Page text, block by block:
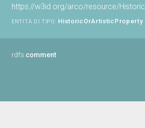
https://w3id.org/arco/resource/
ENTITÀ DI TIPO: HistoricOrArtisticProperty
rdfs:comment